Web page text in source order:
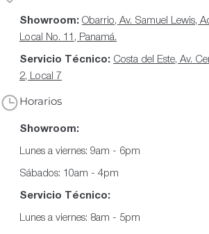
Showroom: Obarrio, Av. Samuel Lewis,
Local No. 11, Panamá.
Servicio Técnico: Costa del Este, Av.
2, Local 7
Horarios
Showroom:
Lunes a viernes: 9am - 6pm
Sábados: 10am - 4pm
Servicio Técnico:
Lunes a viernes: 8am - 5pm